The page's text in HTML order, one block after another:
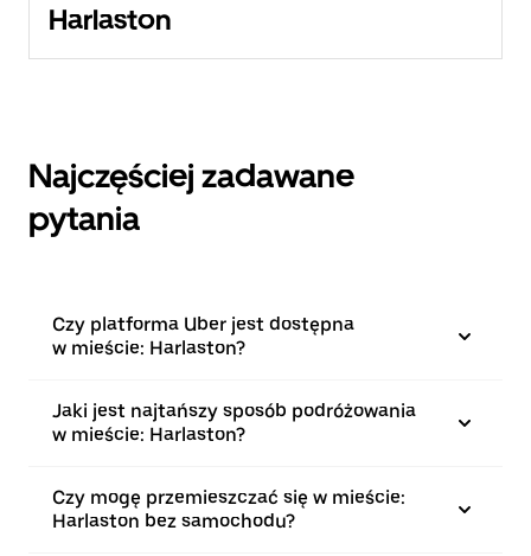
Harlaston
Najczęściej zadawane
pytania
Czy platforma Uber jest dostępna
w mieście: Harlaston?
Jaki jest najtańszy sposób podróżowania
w mieście: Harlaston?
Czy mogę przemieszczać się w mieście:
Harlaston bez samochodu?